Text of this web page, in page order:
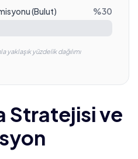
(Bulut) %30
yüzdelik dağılımı
Stratejisi ve